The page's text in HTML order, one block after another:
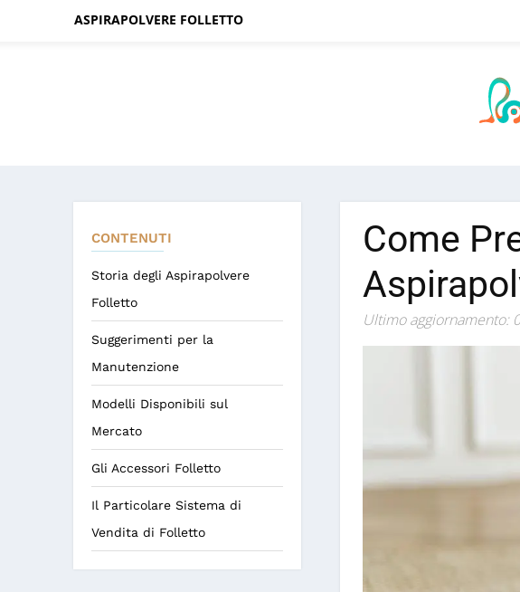
ASPIRAPOLVERE FOLLETTO
CONTENUTI
Storia degli Aspirapolvere
Folletto
Suggerimenti per la
Manutenzione
Modelli Disponibili sul
Mercato
Gli Accessori Folletto
Il Particolare Sistema di
Vendita di Folletto
Come
Ultimo aggiornamento: